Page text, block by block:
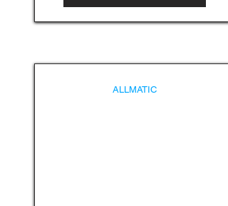
ALLMATIC